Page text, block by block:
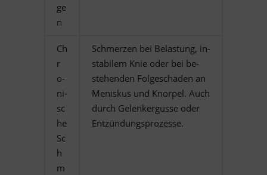
ge
n
Ch
r
o­
ni­
sc
he
Sc
h
m
Schmer­zen bei Be­las­tung, in­
sta­bi­lem Knie oder bei be­
stehen­den Fol­ge­schä­den an
Me­nis­kus und Knor­pel. Auch
durch Ge­len­k­er­güsse oder
Entzündungsprozesse.